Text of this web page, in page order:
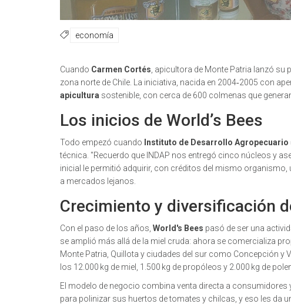
economía
Cuando Carmen Cortés apicultora de Monte Patria lanzó su
zona norte de Chile. La iniciativa, nacida en 2004‑2005 con
apicultura sostenible, con cerca de 600 colmenas que
Los inicios de World’s Bees
Todo empezó cuando Instituto de Desarrollo Agropecuario
técnica. "Recuerdo que INDAP nos entregó cinco núcleos y
inicial le permitió adquirir, con créditos del mismo
a mercados lejanos.
Crecimiento y diversificación
Con el paso de los años, World's Bees pasó de ser una
se amplió más allá de la miel cruda: ahora se comercializa
Monte Patria, Quillota y ciudades del sur como Concepción
los 12.000 kg de miel, 1.500 kg de propóleos y 2.000 kg de
El modelo de negocio combina venta directa a
para polinizar sus huertos de tomates y chilcas, y eso les da